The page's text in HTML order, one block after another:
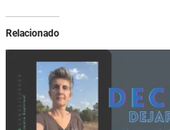
Relacionado